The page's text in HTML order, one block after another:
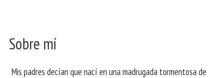
Sobre mí
Mis padres decían que nací en una madrugada tormentosa de